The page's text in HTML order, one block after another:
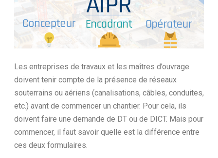
Les entreprises de travaux et les maîtres d’ouvrage
doivent tenir compte de la présence de réseaux
souterrains ou aériens (canalisations, câbles, conduites,
etc.) avant de commencer un chantier. Pour cela, ils
doivent faire une demande de DT ou de DICT. Mais pour
commencer, il faut savoir quelle est la différence entre
ces deux formulaires.